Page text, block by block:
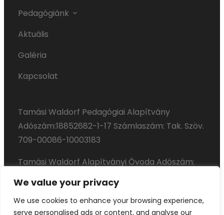
We value your privacy
We use cookies to enhance your browsing experience,
serve personalised ads or content, and analyse our
Pedagógiánk
Aktuális
Galéria
Kapcsolat
Tamási Waldorf Pedagógiai Alapítvány
Adószám:18852682-­1­-17 Számlaszám: Tak. Szöv.
709-00086-10003183
Tamási Waldorf Alapítványi Óvoda Adószám:
00086-10003190